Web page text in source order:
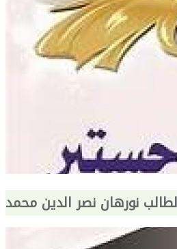
نورهان نصر الدين محمد